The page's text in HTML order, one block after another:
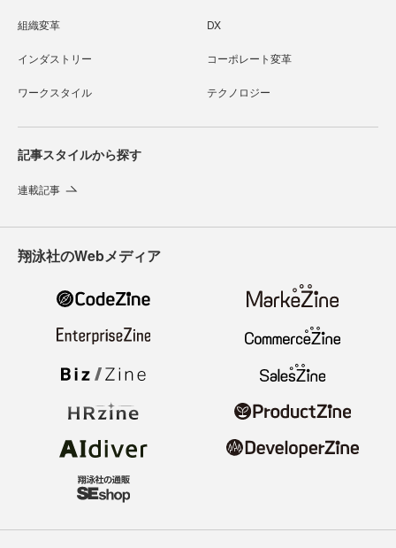
組織変革 DX
インダストリー コーポレート変革
ワークスタイル テクノロジー
記事スタイルから探す
連載記事
翔泳社のWebメディア